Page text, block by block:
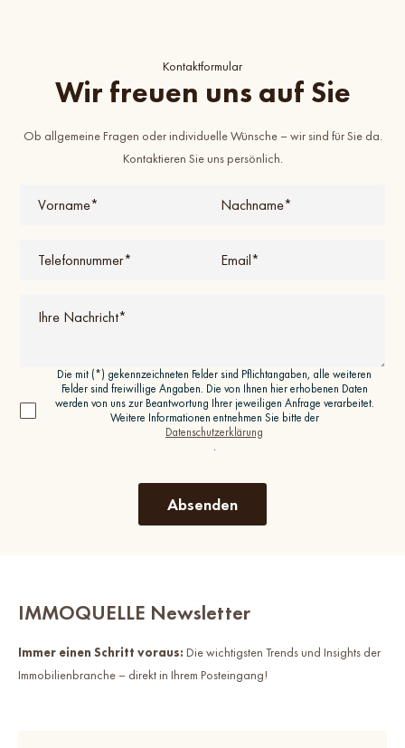
Kontaktformular
Wir freuen uns auf Sie
Ob allgemeine Fragen oder individuelle Wünsche – wir sind für Sie da.
Kontaktieren Sie uns persönlich.
Die mit (*) gekennzeichneten Felder sind Pflichtangaben, alle weiteren
Felder sind freiwillige Angaben. Die von Ihnen hier erhobenen Daten
werden von uns zur Beantwortung Ihrer jeweiligen Anfrage verarbeitet.
Weitere Informationen entnehmen Sie bitte der
Datenschutzerklärung
.
IMMOQUELLE Newsletter
Immer einen Schritt voraus: Die wichtigsten Trends und Insights der
Immobilienbranche – direkt in Ihrem Posteingang!